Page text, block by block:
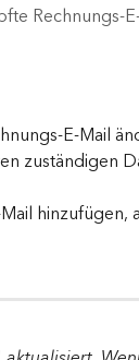
Rechnungs-
E-Mail
zuständigen
hinzufügen,